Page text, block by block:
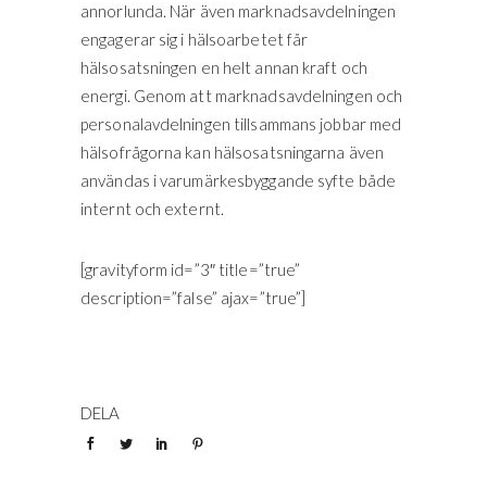
annorlunda. När även marknadsavdelningen
engagerar sig i hälsoarbetet får
hälsosatsningen en helt annan kraft och
energi. Genom att marknadsavdelningen och
personalavdelningen tillsammans jobbar med
hälsofrågorna kan hälsosatsningarna även
användas i varumärkesbyggande syfte både
internt och externt.
[gravityform id=”3″ title=”true”
description=”false” ajax=”true”]